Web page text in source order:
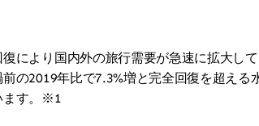
により国内外の旅行需要が急速に拡大し
の2019年比で7.3%増と完全回復を超え
ます。※1